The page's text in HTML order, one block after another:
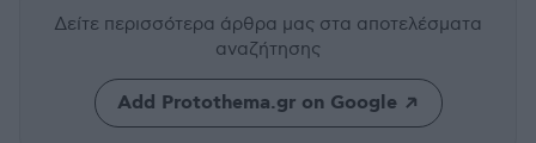
Δείτε περισσότερα άρθρα μας στα αποτελέσματα
αναζήτησης
Add Protothema.gr on Google